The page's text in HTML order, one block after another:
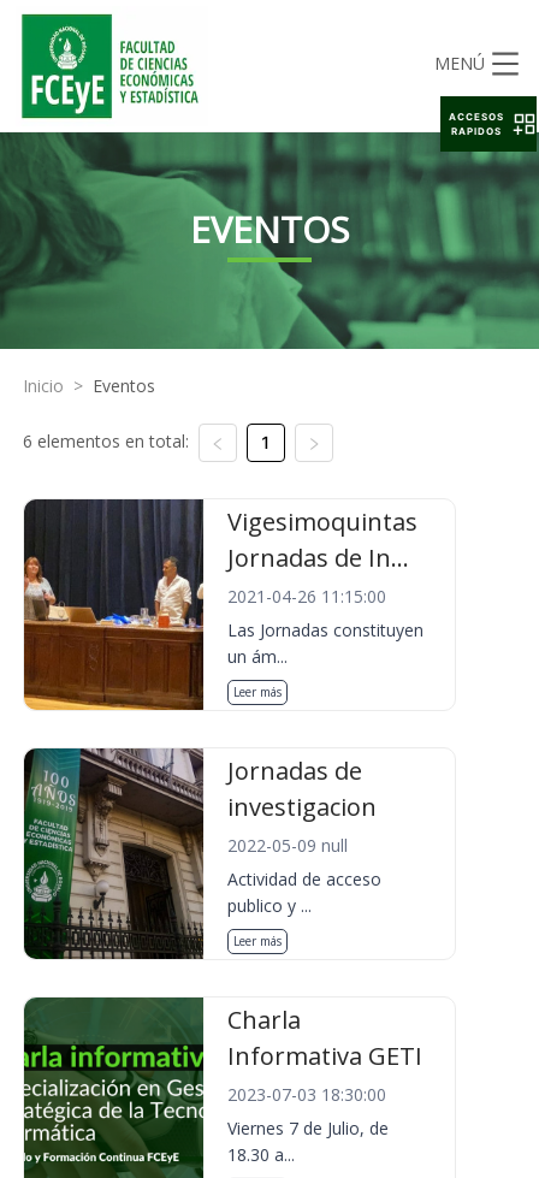
MENÚ
EVENTOS
Inicio > Eventos
6 elementos en total: 1
Vigesimoquintas
Jornadas de In...
2021-04-26 11:15:00
Las Jornadas constituyen
un ám...
Leer más
Jornadas de
investigacion
2022-05-09 null
Actividad de acceso
publico y ...
Leer más
Charla
Informativa GETI
2023-07-03 18:30:00
Viernes 7 de Julio, de
18.30 a...
ACCESOS
RAPIDOS